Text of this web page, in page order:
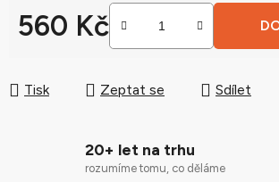
560 Kč
Tisk Zeptat se Sdílet
20+ let na trhu
rozumíme tomu, co děláme